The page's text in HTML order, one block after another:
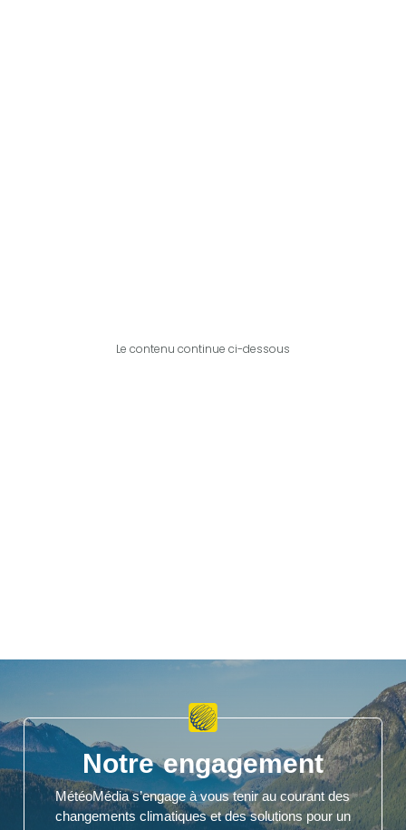
Le contenu continue ci-dessous
Notre engagement
MétéoMédia s’engage à vous tenir au courant des
changements climatiques et des solutions pour un